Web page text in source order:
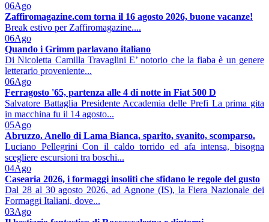
06Ago
Zaffiromagazine.com torna il 16 agosto 2026, buone vacanze!
Break estivo per Zaffiromagazine....
06Ago
Quando i Grimm parlavano italiano
Di Nicoletta Camilla Travaglini E’ notorio che la fiaba è un genere
letterario proveniente...
06Ago
Ferragosto '65, partenza alle 4 di notte in Fiat 500 D
Salvatore Battaglia Presidente Accademia delle Prefi La prima gita
in macchina fu il 14 agosto...
05Ago
Abruzzo. Anello di Lama Bianca, sparito, svanito, scomparso.
Luciano Pellegrini Con il caldo torrido ed afa intensa, bisogna
scegliere escursioni tra boschi...
04Ago
Casearia 2026, i formaggi insoliti che sfidano le regole del gusto
Dal 28 al 30 agosto 2026, ad Agnone (IS), la Fiera Nazionale dei
Formaggi Italiani, dove...
03Ago